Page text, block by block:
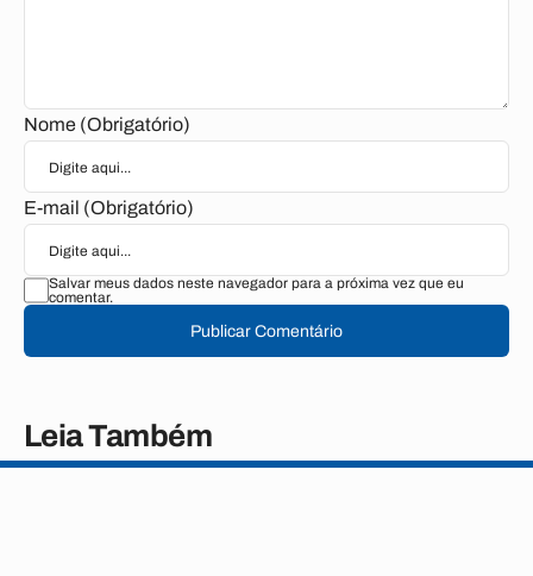
Nome (Obrigatório)
E-mail (Obrigatório)
Salvar meus dados neste navegador para a próxima vez que eu
comentar.
Publicar Comentário
Leia Também